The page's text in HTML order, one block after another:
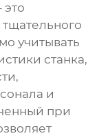
это
учитывать
станка,
и
при